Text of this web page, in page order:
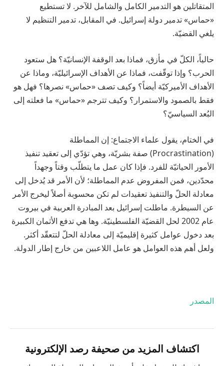
المتقاتلين هو التدمير الكامل والشامل للآخر. لا تستطيع
«حماس» تدمير دولة إسرائيل. في المقابل، تدمير التنظيم لا
يلغي القضيّة.
حالياً، الكلّ في مأزق، فماذا بعد الوقفة الإنسانيّة؟ هل ستعود
الحرب؟ وإذا توقّفت، فماذا عن الأهداف الإسرائيليّة، وماذا عن
الأهداف الأميركيّة أيضاً؟ وكيف تصف «حماس» نصرها؟ فهل هو
فقط بالصمود والاستمرار؟ وكيف تترجم «حماس» ما فعلته إلى
البُعد السياسيّ؟
في الختام، يقول علماء الاجتماع: إن المماطلة
(Procrastination) صفة بشريّة، وهي تؤدّي إلى تعقيد تنفيذ
الأمور الحياتيّة للفرد. فإذا كان عمل ما يتطلّب وقتاً وجهداً
محدّدين، فمن المفروض عدم المماطلة؛ لأن الأمر قد يُدخل إلى
معادلة الحلّ والتنفيذ تعقيدات لم تكن محسوبة أصلاً ليخرج الأمر
عن السيطرة. ماطلت إسرائيل بعد المبادرة العربية في بيروت
عام 2002 لحل القضيّة الفلسطينيّة. وها هي تدفع الأثمان الكبيرة
بعد دخول عوامل كثيرة إقليميّة إلى معادلة الحلّ لتتعقّد أكثر.
ولعل أهم هذه العوامل هو عامل اللاعبين من خارج إطار الدولة.
المصدر
اكتشاف المزيد من صحيفة رصد الإلكترونية